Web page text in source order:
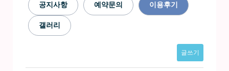
공지사항 예약문의 이용후기
갤러리
글쓰기